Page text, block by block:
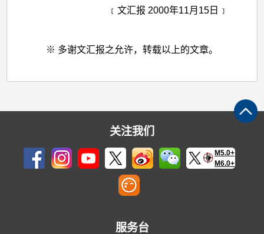
﹝文汇报 2000年11月15日﹞
※ 多谢文汇报之允许，转载以上的文章。
关注我们
M5.0+
M6.0+
服务台